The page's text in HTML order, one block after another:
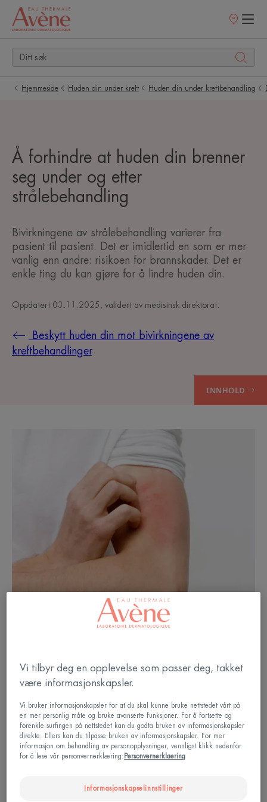
Utsalgssteder
Hjemmeside Huden din under kreft Huden din under kreftbehandling
Å forhindre at huden din brenner
seg under og etter
strålebehandling
Bivirkningene av strålebehandling varierer fra
pasient til pasient. Det er imidlertid en som er mer
vanlig enn andre: risikoen for brannskader. Det er
enkle ting du kan gjøre for å lindre huden din.
Oppdatert 03.11.2025 , validert av medisinsk direktorat
Beskytt huden din mot bivirkningene av
kreftbehandlinger
INNHOLD
Strålebehandling: hvorfor brenner
Vi tilbyr deg en opplevelse som passer deg, takket
være informasjonskapsler.
Vi bruker informasjonskapsler for at du skal kunne bruke nettstedet vårt på
en mer personlig måte og bruke avanserte funksjoner. For å fortsette og
forenkle surfingen på nettstedet kan du godta bruken av informasjonskapsler
direkte. Ellers kan du tilpasse bruken av informasjonskapsler. For mer
informasjon om behandling av personopplysninger, vennligst klikk nedenfor
for å lese vår personvernerklæring: Personvernerklaering
Informasjonskapselinnstillinger